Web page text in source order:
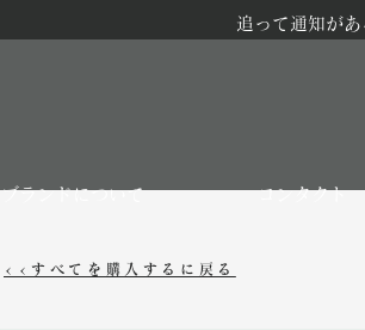
追って通知があ
ブランドについて コンタクト
<<すべてを購入するに戻る